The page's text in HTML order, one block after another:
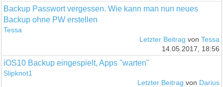
Backup Passwort vergessen. Wie kann man nun neues
Backup ohne PW erstellen
Tessa
Letzter Beitrag von Tessa
14.05.2017, 18:56
iOS10 Backup eingespielt, Apps "warten"
Slipknot1
Letzter Beitrag von Darius